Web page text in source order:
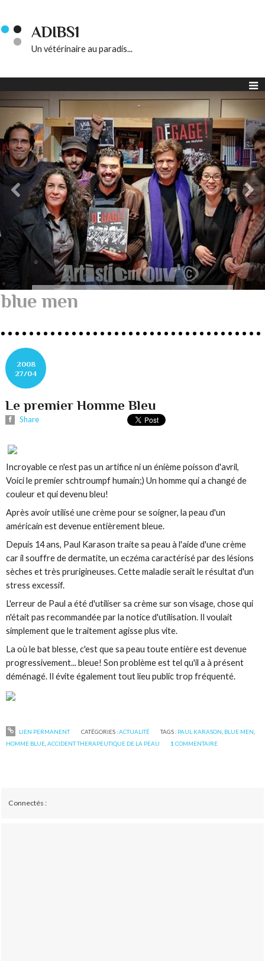
ADIBS1
Un vétérinaire au paradis...
blue men
2008
27/04
Le premier Homme Bleu
Share
Incroyable ce n'est pas un artifice ni un énième poisson d'avril,
Voici le premier schtroumpf humain;) Un homme qui a changé de
couleur et qui devenu bleu!
Après avoir utilisé une crème pour se soigner, la peau d'un
américain est devenue entièrement bleue.
Depuis 14 ans, Paul Karason traite sa peau à l'aide d'une crème
car il souffre de dermatite, un eczéma caractérisé par des lésions
sèches et très prurigineuses. Cette maladie serait le résultat d'un
stress excessif.
L'erreur de Paul a été d'utiliser sa crème sur son visage, chose qui
n'était pas recommandée par la notice d'utilisation. Il voulait
simplement que le traitement agisse plus vite.
La où le bat blesse, c'est que sa peau toute entière est devenue
progressivement... bleue! Son problème est tel qu'il a à présent
déménagé. Il évite également tout lieu public trop fréquenté.
LIEN PERMANENT CATÉGORIES :ACTUALITÉ TAGS : PAUL KARASON BLUE MEN
HOMME BLUE ,ACCIDENT THERAPEUTIQUE DE LA PEAU 1 COMMENTAIRE
Connectés :